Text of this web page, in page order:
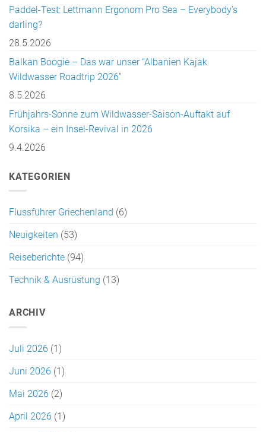
Paddel-Test: Lettmann Ergonom Pro Sea – Everybody’s
darling?
28.5.2026
Balkan Boogie – Das war unser “Albanien Kajak
Wildwasser Roadtrip 2026”
8.5.2026
Frühjahrs-Sonne zum Wildwasser-Saison-Auftakt auf
Korsika – ein Insel-Revival in 2026
9.4.2026
KATEGORIEN
Flussführer Griechenland (6)
Neuigkeiten (53)
Reiseberichte (94)
Technik & Ausrüstung (13)
ARCHIV
Juli 2026 (1)
Juni 2026 (1)
Mai 2026 (2)
April 2026 (1)